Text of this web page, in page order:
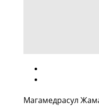
Магамедрасул